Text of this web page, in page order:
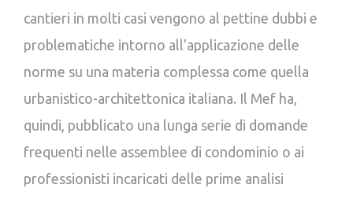
cantieri in molti casi vengono al pettine dubbi e
problematiche intorno all’applicazione delle
norme su una materia complessa come quella
urbanistico-architettonica italiana. Il Mef ha,
quindi, pubblicato una lunga serie di domande
frequenti nelle assemblee di condominio o ai
professionisti incaricati delle prime analisi